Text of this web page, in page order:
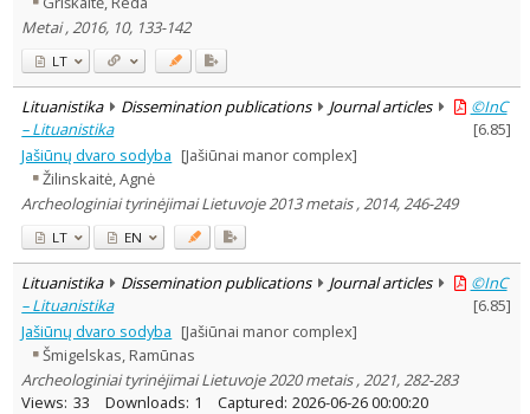
Subject area:
Archaeology
5
8
Linguistics 1
Documentation. Iinformation
1
Literary Studies
Arts 1
Political sciences 1
Sociology 1
Text language
Historical periods
Lithuanian place names
Subject
Journal
Metai , 2016, 10, 133-142
LT
Lituanistika Dissemination publications Journal articles
©InC
– Lituanistika
[6.85]
Jašiūnų dvaro sodyba [Jašiūnai manor complex]
Žilinskaitė, Agnė
Archeologiniai tyrinėjimai Lietuvoje 2013 metais , 2014, 246-249
LT EN
Lituanistika Dissemination publications Journal articles
©InC
– Lituanistika
[6.85]
Jašiūnų dvaro sodyba [Jašiūnai manor complex]
Šmigelskas, Ramūnas
Archeologiniai tyrinėjimai Lietuvoje 2020 metais , 2021, 282-283
Views: 33 Downloads: 1 Captured: 2026-06-26 00:00:20